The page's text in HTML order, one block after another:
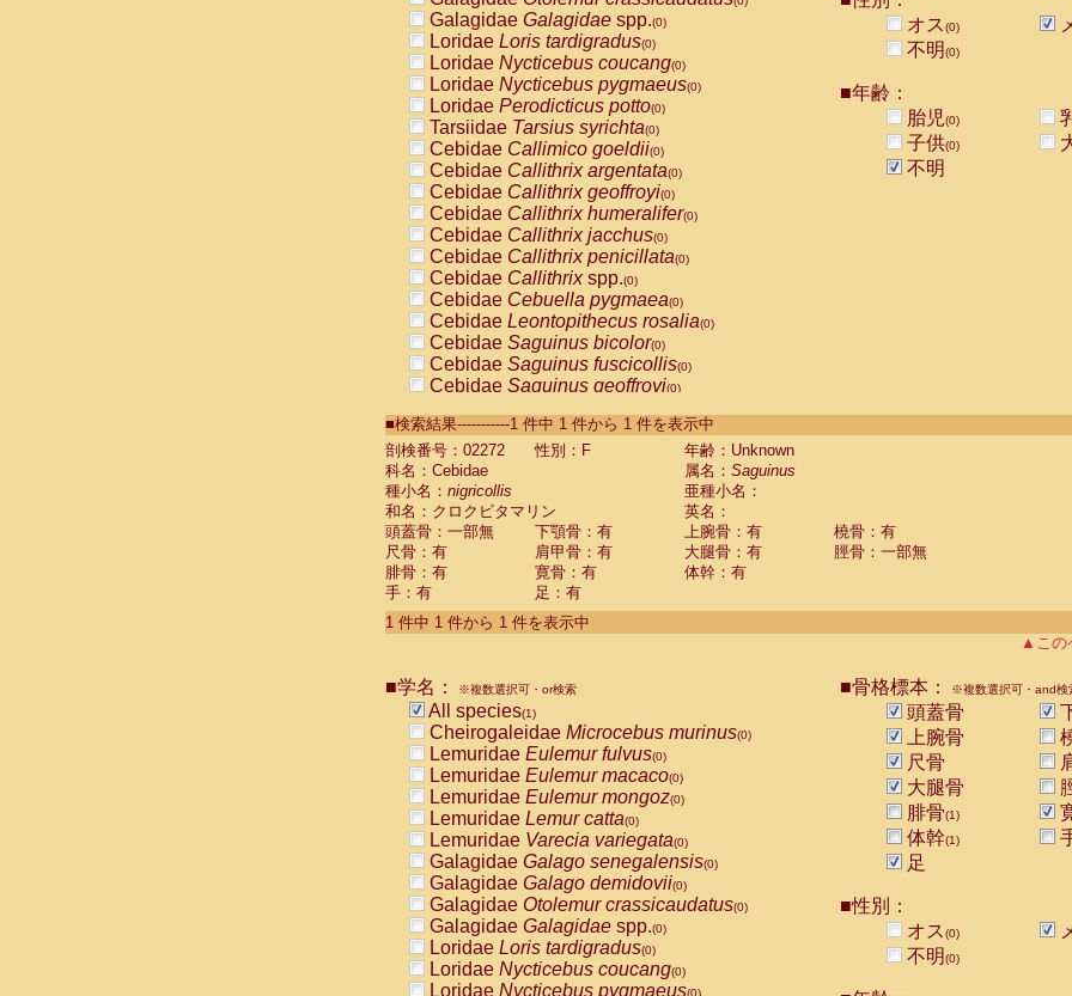
Galagidae Galagidae spp.(0)
Loridae Loris tardigradus(0)
Loridae Nycticebus coucang(0)
Loridae Nycticebus pygmaeus(0)
Loridae Perodicticus potto(0)
Tarsiidae Tarsius syrichta(0)
Cebidae Callimico goeldii(0)
Cebidae Callithrix argentata(0)
Cebidae Callithrix geoffroyi(0)
Cebidae Callithrix humeralifer(0)
Cebidae Callithrix jacchus(0)
Cebidae Callithrix penicillata(0)
Cebidae Callithrixspp.(0)
Cebidae Cebuella pygmaea(0)
Cebidae Leontopithecus rosalia(0)
Cebidae Saguinus bicolor(0)
Cebidae Saguinus fuscicollis(0)
Cebidae Saguinus geoffroyi(0)
CebidaeSaguinus labiatus(0)
Cebidae Saguinus leucopus (0)
Cebidae
CebidaeSaguinus mystax
CebidaeSaguinus nigricollis (1)
Cebidae Saguinus oedipus
Cebidae Saguinus weddelli
Cebidae Saguinusspp.
Cebidae Aotus trivirgatus
Cebidae Cebus albifrons
CebidaeCebus nigrivittatus
CebidaeCebus
CebidaeSaimiri boliviensis(0)
CebidaeSaimiri sciureus(0)
AtelidaeAlouatta caraya(0)
AtelidaeAlouatta fusca(0)
AtelidaeAlouatta seniculus
AtelidaeAlouattaspp.(0)
AtelidaeAteles belzebuth(0)
AtelidaeAteles geoffroyi(0)
AtelidaeAteles paniscus(0)
AtelidaeAtelesspp.(0)
Atelidae Lagothrix lagothricha
AtelidaeLagothrix lagothricha cana
PitheciidaeCacajao calvus rubicundus
オス(0)
不明(0)
■年齢：
胎児(0)
子供(0)
不明
■検索結果-----------1 件中 1 件から 1 件を表示中
剖検番号：02272
性別：F
年齢：Unknown
科名：Cebidae
属名： Saguinus
種小名： nigricollis
亜種小名：
和名：クロクビタマリン
英名：
頭蓋骨：一部無
下顎骨：有 上腕骨：有
橈骨：有
尺骨：有
肩甲骨：有 大腿骨：有
脛骨：一部無
腓骨：有
寛骨：有
体幹：有
手：有
足：有
1 件中 1 件から 1 件を表示中
▲この
■学名： ※複数選択可・or検索
All species(1)
Cheirogaleidae Microcebus murinus(0)
Lemuridae Eulemur fulvus(0)
Lemuridae Eulemur macaco(0)
Lemuridae Eulemur mongoz(0)
Lemuridae Lemur catta(0)
Lemuridae Varecia variegata(0)
Galagidae Galago senegalensis(0)
Galagidae Galago demidovii(0)
Galagidae Otolemur crassicaudatus(0)
Galagidae Galagidae spp.(0)
Loridae Loris tardigradus(0)
Loridae Nycticebus coucang(0)
Loridae Nycticebus pygmaeus(0)
■骨格標本： ※複数選択可・and検
頭蓋骨
上腕骨
尺骨
大腿骨
腓骨(1)
体幹(1)
足
■性別：
オス(0)
不明(0)